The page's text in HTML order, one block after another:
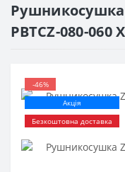
PBTCZ-080-060
-46%
Акція
Безкоштовна доставка